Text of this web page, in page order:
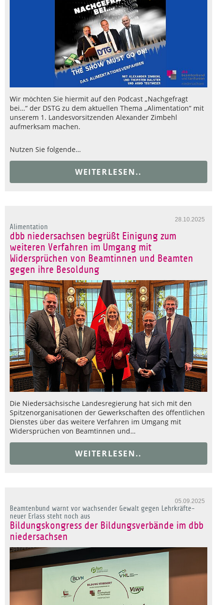
Wir möchten Sie hiermit auf den Podcast „Nachgefragt
bei…“ der DSTG zu dem aktuellen Thema „Alimentation“ mit
unserem 1. Landesvorsitzenden Alexander Zimbehl
aufmerksam machen.
Nutzen Sie folgende…
WEITERLESEN..
28.10.2025
Alimentation
dbb niedersachsen begrüßt Einigung zum
weiteren Verfahren im Umgang mit
Widersprüchen von Beamtinnen und Beamten
gegen ihre Besoldung
Die Niedersächsische Landesregierung hat sich mit den
Spitzenorganisationen der Gewerkschaften des öffentlichen
Dienstes über das weitere Verfahren im Umgang mit
Widersprüchen von Beamtinnen und…
WEITERLESEN..
05.09.2025
Beamtenbund warnt vor wachsender Gewalt gegen Lehrkräfte-
neuer Erlass steht noch aus
Bildungskongress der Bildungsverbände im dbb
niedersachsen